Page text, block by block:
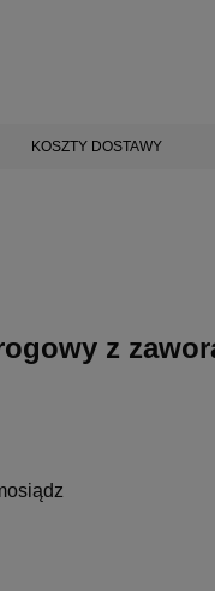
KOSZTY DOSTAWY
z